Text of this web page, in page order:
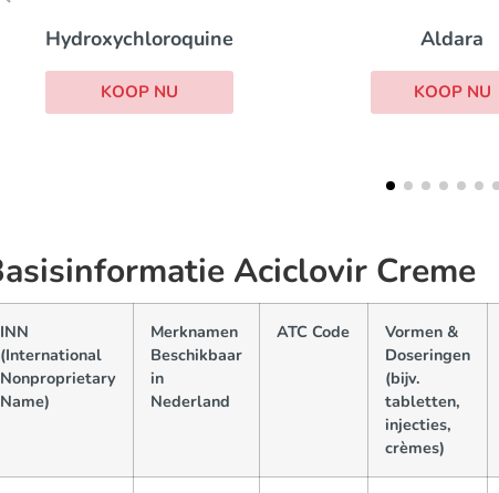
Aldara
KOOP NU
Ismo
KOOP NU
Aciclovir Creme
INN
(International
Nonproprietary
Name)
Merknamen
Beschikbaar
in
Nederland
ATC Code
Vormen &
Doseringen
(bijv.
tabletten,
injecties,
crèmes)